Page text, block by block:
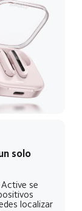
tus
al